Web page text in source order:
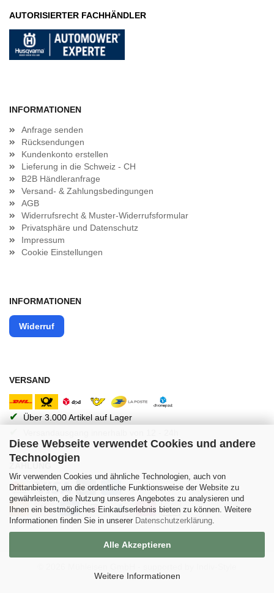
Diese Webseite verwendet Cookies und andere
Technologien
Wir verwenden Cookies und ähnliche Technologien, auch von
Drittanbietern, um die ordentliche Funktionsweise der Website zu
gewährleisten, die Nutzung unseres Angebotes zu analysieren und
Ihnen ein bestmögliches Einkaufserlebnis bieten zu können. Weitere
Informationen finden Sie in unserer Datenschutzerklärung.
Alle Akzeptieren
Weitere Informationen
AUTORISIERTER FACHHÄNDLER
INFORMATIONEN
Anfrage senden
Rücksendungen
Kundenkonto erstellen
Lieferung in die Schweiz - CH
B2B Händleranfrage
Versand- & Zahlungsbedingungen
AGB
Widerrufsrecht & Muster-Widerrufsformular
Privatsphäre und Datenschutz
Impressum
Cookie Einstellungen
INFORMATIONEN
Widerruf
VERSAND
✔ Über 3.000 Artikel auf Lager